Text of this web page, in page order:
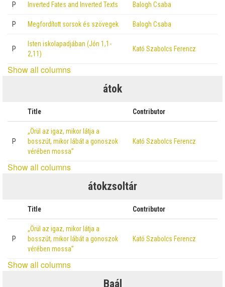
P Inverted Fates and Inverted Texts Balogh Csaba
P Megfordított sorsok és szövegek Balogh Csaba
P
Isten iskolapadjában (Jón 1,1-
2,11)
Kató Szabolcs Ferencz
Show all columns
átok
Title Contributor
P
„Örül az igaz, mikor látja a
bosszút, mikor lábát a gonoszok
vérében mossa”
Kató Szabolcs Ferencz
Show all columns
átokzsoltár
Title Contributor
P
„Örül az igaz, mikor látja a
bosszút, mikor lábát a gonoszok
vérében mossa”
Kató Szabolcs Ferencz
Show all columns
Baál